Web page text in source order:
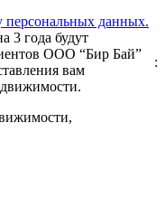
персональных данных.
3 года будут
ООО “Бир Бай”
вам
: